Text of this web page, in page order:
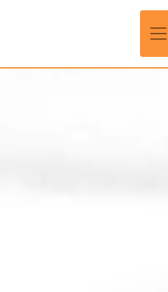
Panneau de gestion des cookies